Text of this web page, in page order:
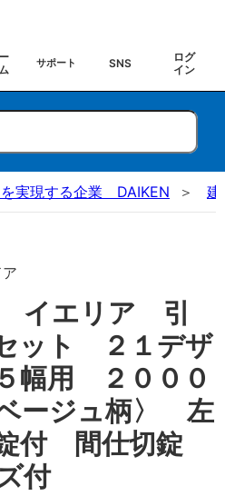
サポート SNS
ログ
イン
を実現する企業 DAIKEN 建
イエリア 引
ット ２１デザ
幅用 ２０００
ージュ柄〉 左
付 間仕切錠
付